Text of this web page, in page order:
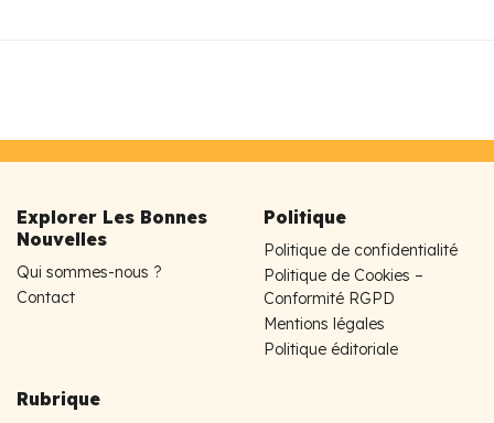
Explorer Les Bonnes
Nouvelles
Qui sommes-nous ?
Contact
Politique
Politique de confidentialité
Politique de Cookies –
Conformité RGPD
Mentions légales
Politique éditoriale
Rubrique